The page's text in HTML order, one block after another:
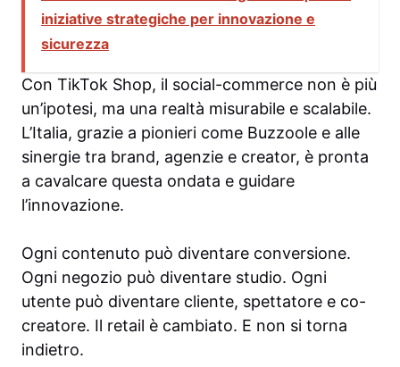
iniziative strategiche per innovazione e
sicurezza
Con TikTok Shop, il social-commerce non è più
un’ipotesi, ma una realtà misurabile e scalabile.
L’Italia, grazie a pionieri come Buzzoole e alle
sinergie tra brand, agenzie e creator, è pronta
a cavalcare questa ondata e guidare
l’innovazione.
Ogni contenuto può diventare conversione.
Ogni negozio può diventare studio. Ogni
utente può diventare cliente, spettatore e co-
creatore. Il retail è cambiato. E non si torna
indietro.